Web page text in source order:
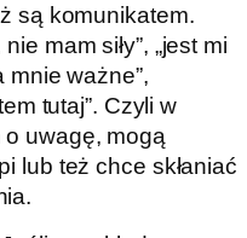
są komunikatem.
mam siły”, „jest mi
mnie ważne”,
tutaj”. Czyli w
o uwagę, mogą
lub też chce skłaniać